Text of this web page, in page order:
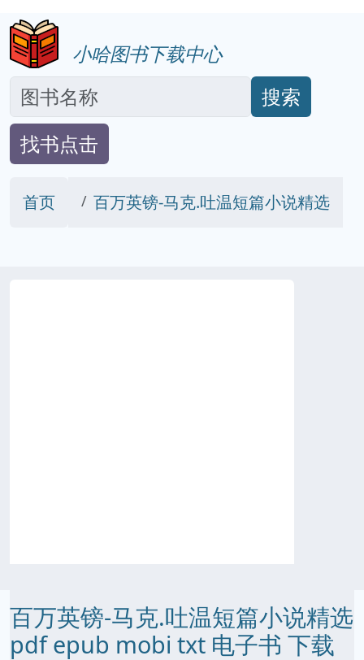
小哈图书下载中心
搜索
找书点击
首页 百万英镑-马克.吐温短篇小说精选
百万英镑-马克.吐温短篇小说精选
pdf epub mobi txt 电子书 下载